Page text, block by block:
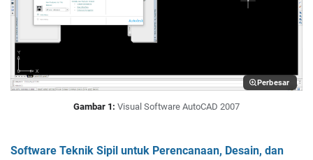
Perbesar
Gambar 1: Visual Software AutoCAD 2007
Software Teknik Sipil untuk Perencanaan, Desain, dan